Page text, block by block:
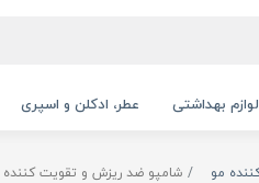
لوازم بهداشتی عطر، ادکلن و اسپری
مو شامپو ضد ریزش و تقویت کننده مو